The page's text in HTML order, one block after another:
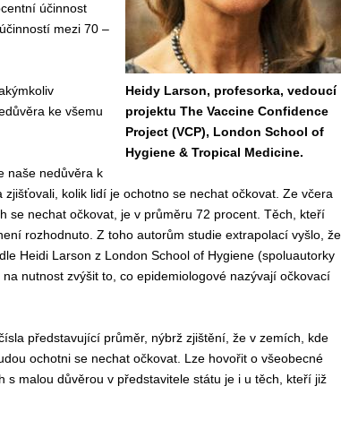
Heidy Larson, profesorka, vedoucí
projektu The Vaccine Confidence
Project (VCP), London School of
Hygiene & Tropical Medicine.
účinnost
mezi 70 –
ke všemu
naše nedůvěra k
zjišťovali, kolik lidí je ochotno se nechat očkovat. Zevčera
se nechat očkovat, je v průměru 72 procent. Těch, kteří
rozhodnuto. Z toho autorům studie extrapolací vyšlo, že
Heidi Larson z London School of Hygiene (spoluautorky
na nutnost zvýšitto, co epidemiologové nazývají očkovací
představující průměr, nýbrž zjištění, že vzemích, kde
ochotni se nechatočkovat. Lze hovořito všeobecné
s malou důvěrou v představitele státu je i u těch, kteří již